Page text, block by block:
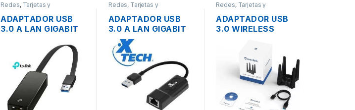
Redes, Tarjetas y
Adaptadores Wireless
ADAPTADOR USB
3.0 A LAN GIGABIT
UE306 10/100/100
Redes, Tarjetas y
Adaptadores Wireless
ADAPTADOR USB
3.0 A LAN GIGABIT
RJ-45 XTECH XTC-
373 10/100/100
MBPS
Redes, Tarjetas y
Adaptadores Wireless
ADAPTADOR USB
3.0 WIRELESS
WL-WN693A5
DUAL BAND
1900MBPS CUATRO
ANTENAS